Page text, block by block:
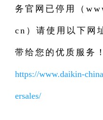
务官网已停用（
cn）请使用以下网
带给您的优质服务！
https://www.daikin-
ersales/